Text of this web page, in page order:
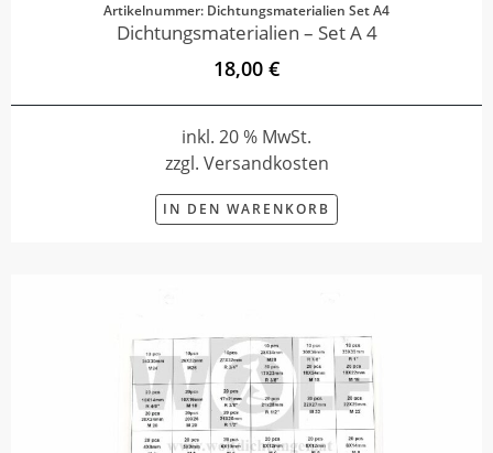
Artikelnummer: Dichtungsmaterialien Set A4
Dichtungsmaterialien – Set A 4
18,00 €
inkl. 20 % MwSt.
zzgl. Versandkosten
IN DEN WARENKORB